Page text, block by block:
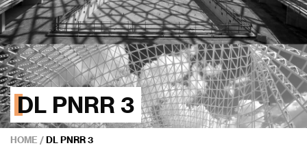
DL PNRR 3
HOME /DL PNRR 3